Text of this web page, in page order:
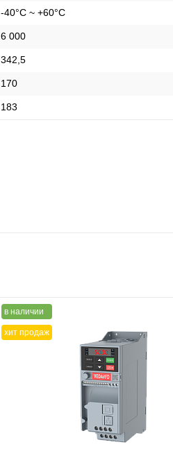
-40°C ~ +60°C
6 000
342,5
170
183
в наличии
хит продаж